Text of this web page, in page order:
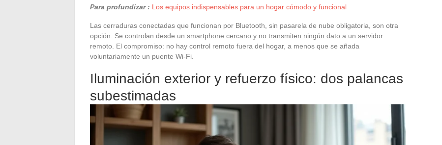
Para profundizar : Los equipos indispensables para un hogar cómodo y funcional
Las cerraduras conectadas que funcionan por Bluetooth, sin pasarela de nube obligatoria, son otra
opción. Se controlan desde un smartphone cercano y no transmiten ningún dato a un servidor
remoto. El compromiso: no hay control remoto fuera del hogar, a menos que se añada
voluntariamente un puente Wi-Fi.
Iluminación exterior y refuerzo físico: dos palancas
subestimadas